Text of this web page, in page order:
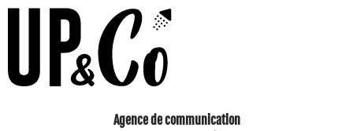
contenu
Agence de communication